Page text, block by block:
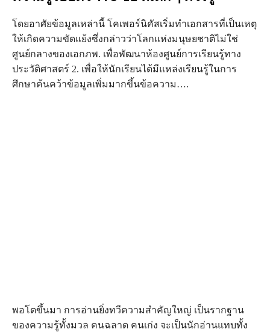
โดย​อาศัย​ข้อมูล​เหล่า​นี้ โคเพอร์นิคัส​เริ่ม​ทำ​เอกสาร​ที่​เป็น​เหตุ​
ให้​เกิด​ความ​ขัด​แย้ง​ซึ่ง​กล่าว​ว่า​โลก​แห่ง​มนุษยชาติ​ไม่​ใช่​
ศูนย์กลาง​ของ​เอกภพ. เพื่อพัฒนาห้องศูนย์การเรียนรู้ทาง
ประวัติศาสตร์ 2. เพื่อให้นักเรียนได้มีแหล่งเรียนรู้ในการ
ศึกษาค้นคว้าข้อมูลเพิ่มมากขึ้นข้อความ….
พอโตขึ้นมา การอ่านยิ่งทวีความสำคัญใหญ่ เป็นรากฐาน
ของความรู้ทั้งมวล คนฉลาด คนเก่ง จะเป็นนักอ่านแทบทั้ง